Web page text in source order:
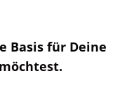
Basis für Deine